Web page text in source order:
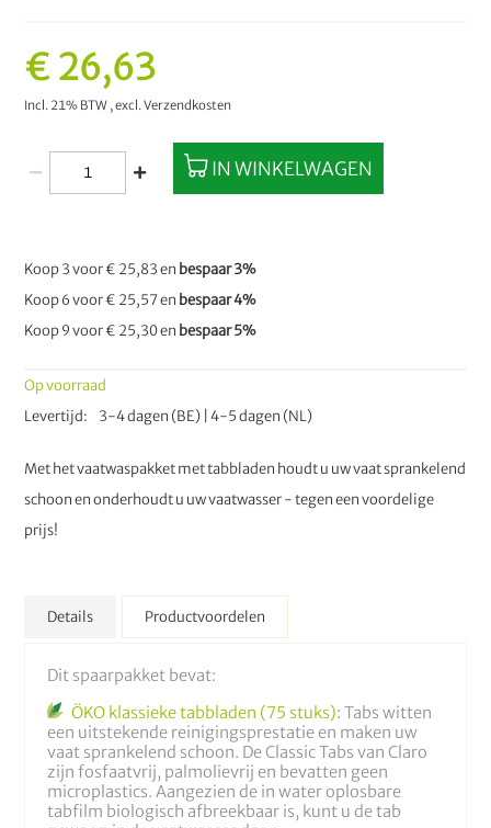
Met het vaatwaspakket met tabbladen houdt u uw vaat sprankelend
schoon en onderhoudt u uw vaatwasser - tegen een voordelige
prijs!
Op voorraad
Levertijd
3-4 dagen (BE) | 4-5 dagen (NL)
€ 26,63
Incl. 21% BTW ,excl.Verzendkosten
IN WINKELWAGEN
Koop 3 voor€ 25,83en bespaar3%
Koop 6 voor€ 25,57en bespaar4%
Koop 9 voor€ 25,30en bespaar5%
Details
Dit spaarpakket bevat:
ÖKO klassieke tabbladen (75 stuks): Tabs witten
een uitstekende reinigingsprestatie en maken uw
vaat sprankelend schoon. De Classic Tabs van Claro
zijn fosfaatvrij, palmolievrij en bevatten geen
microplastics. Aangezien de in water oplosbare
tabfilm biologisch afbreekbaar is, kunt u de tab
Productvoordelen